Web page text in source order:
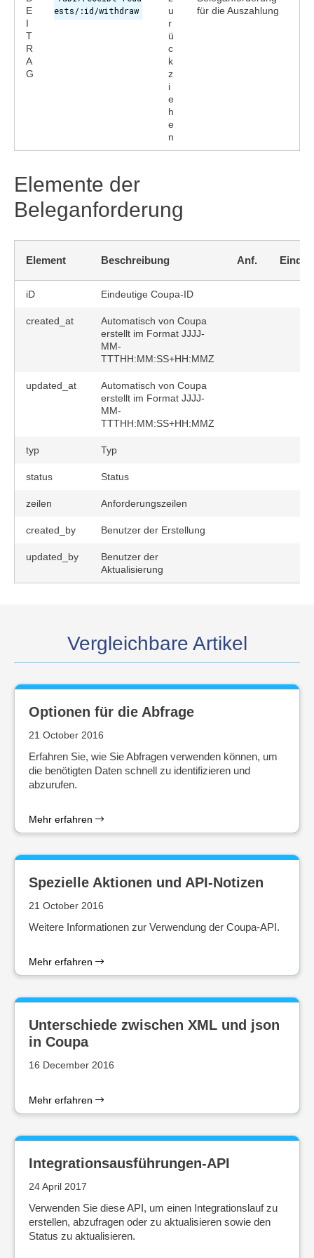
E
I
T
R
A
G
ests/:id/withdraw
u
r
ü
c
k
z
i
e
h
e
n
für die Auszahlung
Elemente der
Beleganforderung
Element Beschreibung Anf.
iD Eindeutige Coupa-ID
created_at
Automatisch von Coupa
erstellt im Format JJJJ-
MM-
TTTHH:MM:SS+HH:MMZ
updated_at
Automatisch von Coupa
erstellt im Format JJJJ-
MM-
TTTHH:MM:SS+HH:MMZ
typ Typ
status Status
zeilen Anforderungszeilen
created_by Benutzer der Erstellung
updated_by
Benutzer der
Aktualisierung
Vergleichbare Artikel
Optionen für die Abfrage
21 October 2016
Erfahren Sie, wie Sie Abfragen verwenden können, um
die benötigten Daten schnell zu identifizieren und
abzurufen.
Mehr erfahren
Spezielle Aktionen und API-Notizen
21 October 2016
Weitere Informationen zur Verwendung der Coupa-API.
Mehr erfahren
Unterschiede zwischen XML und json
in Coupa
16 December 2016
Mehr erfahren
Integrationsausführungen-API
24 April 2017
Verwenden Sie diese API, um einen Integrationslauf zu
erstellen, abzufragen oder zu aktualisieren sowie den
Status zu aktualisieren.